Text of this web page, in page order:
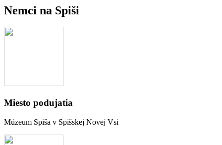
Nemci na Spiši
Miesto podujatia
Múzeum Spiša v Spišskej Novej Vsi